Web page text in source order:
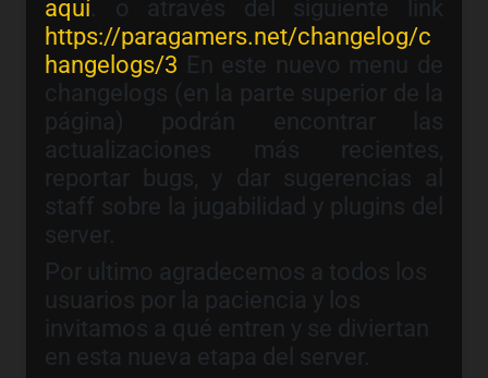
aquí. o através del siguiente link
https://paragamers.net/changelog/c
hangelogs/3 En este nuevo menu de
changelogs (en la parte superior de la
página) podrán encontrar las
actualizaciones más recientes,
reportar bugs, y dar sugerencias al
staff sobre la jugabilidad y plugins del
server.
Por ultimo agradecemos a todos los
usuarios por la paciencia y los
invitamos a qué entren y se diviertan
en esta nueva etapa del server.